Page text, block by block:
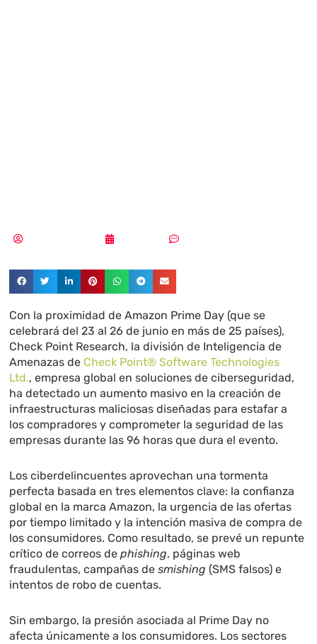
Con la proximidad de Amazon Prime Day (que se
celebrará del 23 al 26 de junio en más de 25 países),
Check Point Research, la división de Inteligencia de
Amenazas de Check Point® Software Technologies
Ltd., empresa global en soluciones de ciberseguridad,
ha detectado un aumento masivo en la creación de
infraestructuras maliciosas diseñadas para estafar a
los compradores y comprometer la seguridad de las
empresas durante las 96 horas que dura el evento.
Los ciberdelincuentes aprovechan una tormenta
perfecta basada en tres elementos clave: la confianza
global en la marca Amazon, la urgencia de las ofertas
por tiempo limitado y la intención masiva de compra de
los consumidores. Como resultado, se prevé un repunte
crítico de correos dephishing, páginas web
fraudulentas, campañas desmishing (SMS falsos) e
intentos de robo de cuentas.
Sin embargo, la presión asociada al Prime Day no
afecta únicamente a los consumidores. Los sectores